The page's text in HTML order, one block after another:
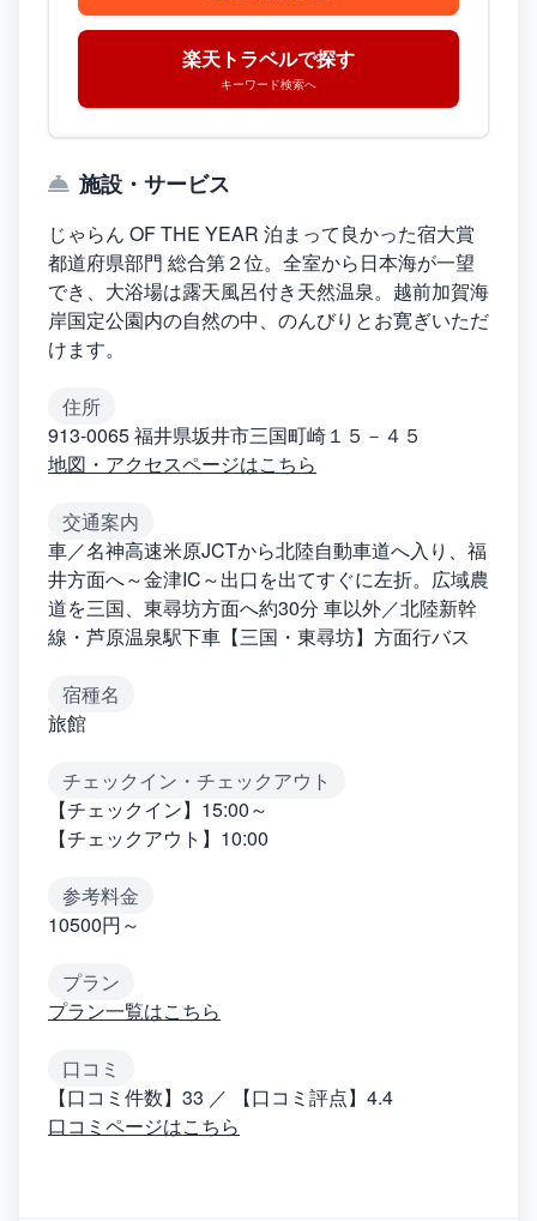
楽天トラベルで探す
キーワード検索へ
施設・サービス
じゃらん OF THE YEAR 泊まって良かった宿大賞
都道府県部門 総合第２位。全室から日本海が一望
でき、大浴場は露天風呂付き天然温泉。越前加賀海
岸国定公園内の自然の中、のんびりとお寛ぎいただ
けます。
住所
913-0065 福井県坂井市三国町崎１５－４５
地図・アクセスページはこちら
交通案内
車／名神高速米原JCTから北陸自動車道へ入り、福
井方面へ～金津IC～出口を出てすぐに左折。広域農
道を三国、東尋坊方面へ約30分 車以外／北陸新幹
線・芦原温泉駅下車【三国・東尋坊】方面行バス
宿種名
旅館
チェックイン・チェックアウト
【チェックイン】15:00～
【チェックアウト】10:00
参考料金
10500円～
プラン
プラン一覧はこちら
口コミ
【口コミ件数】33 ／ 【口コミ評点】4.4
口コミページはこちら